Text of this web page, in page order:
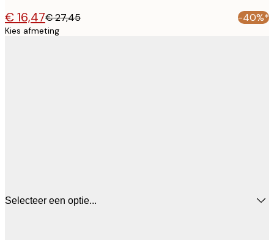
€ 16,47€ 27,45 -40%*
Kies afmeting
Selecteer een optie...